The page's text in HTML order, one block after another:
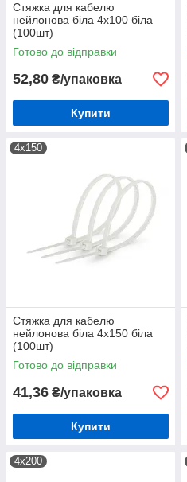
Стяжка для кабелю
нейлонова біла 4х100 біла
(100шт)
Готово до відправки
52,80 ₴/упаковка
Купити
4х150
Стяжка для кабелю
нейлонова біла 4х150 біла
(100шт)
Готово до відправки
41,36 ₴/упаковка
Купити
4х200